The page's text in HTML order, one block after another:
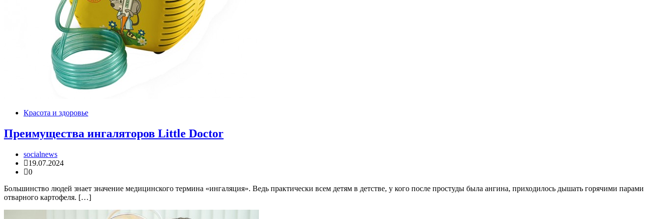
Красота и здоровье
Преимущества ингаляторов Little Doctor
socialnews
19.07.2024
0
Большинство людей знает значение медицинского термина «ингаляция». Ведь практически всем детям в детстве, у кого после простуды была ангина, приходилось дышать горячими парами
отварного картофеля. […]